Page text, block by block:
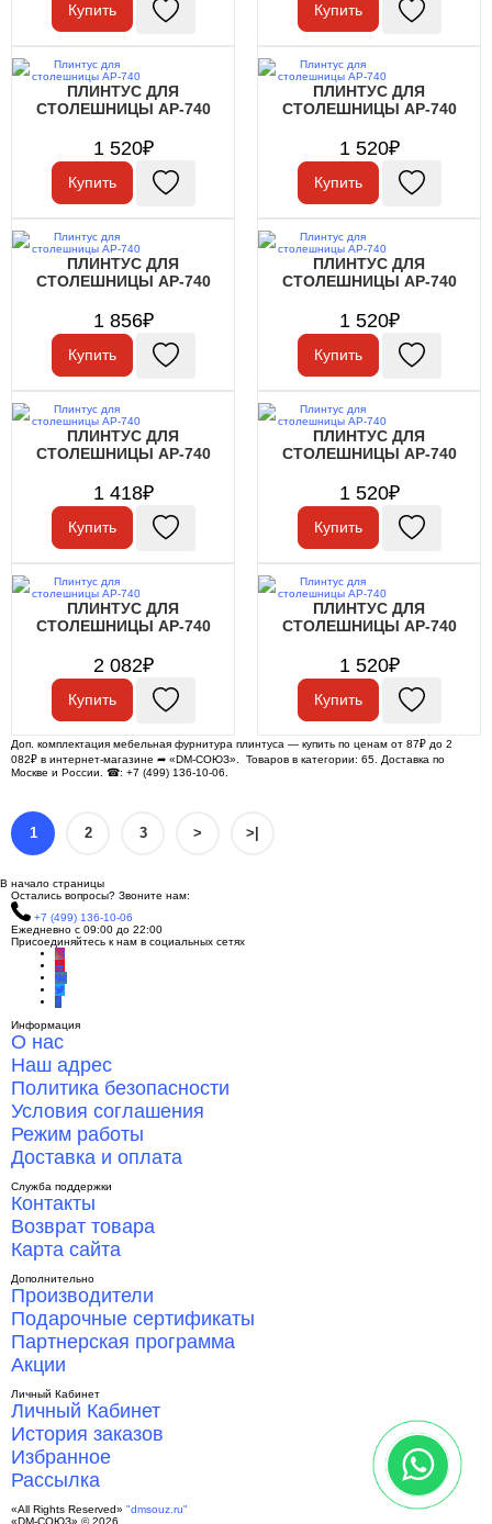
Купить Купить
ПЛИНТУС ДЛЯ
СТОЛЕШНИЦЫ АР-740
1 520₽
Купить
ПЛИНТУС ДЛЯ
СТОЛЕШНИЦЫ АР-740
1 520₽
Купить
ПЛИНТУС ДЛЯ
СТОЛЕШНИЦЫ АР-740
1 856₽
Купить
ПЛИНТУС ДЛЯ
СТОЛЕШНИЦЫ АР-740
1 520₽
Купить
ПЛИНТУС ДЛЯ
СТОЛЕШНИЦЫ АР-740
1 418₽
Купить
ПЛИНТУС ДЛЯ
СТОЛЕШНИЦЫ АР-740
1 520₽
Купить
ПЛИНТУС ДЛЯ
СТОЛЕШНИЦЫ АР-740
2 082₽
Купить
ПЛИНТУС ДЛЯ
СТОЛЕШНИЦЫ АР-740
1 520₽
Купить
Доп. комплектация мебельная фурнитура плинтуса — купить по ценам от 87₽ до 2
082₽ в интернет-магазине ➦ «DM-СОЮЗ». Товаров в категории: 65. Доставка по
Москве и России. ☎: +7 (499) 136-10-06.
1 2 3 > >|
В начало страницы
Остались вопросы? Звоните нам:
+7 (499) 136-10-06
Ежедневно с 09:00 до 22:00
Присоединяйтесь к нам в социальных сетях
Информация
О нас
Наш адрес
Политика безопасности
Условия соглашения
Режим работы
Доставка и оплата
Служба поддержки
Контакты
Возврат товара
Карта сайта
Дополнительно
Производители
Подарочные сертификаты
Партнерская программа
Акции
Личный Кабинет
Личный Кабинет
История заказов
Избранное
Рассылка
«All Rights Reserved» "dmsouz.ru"
«DM-СОЮЗ» © 2026